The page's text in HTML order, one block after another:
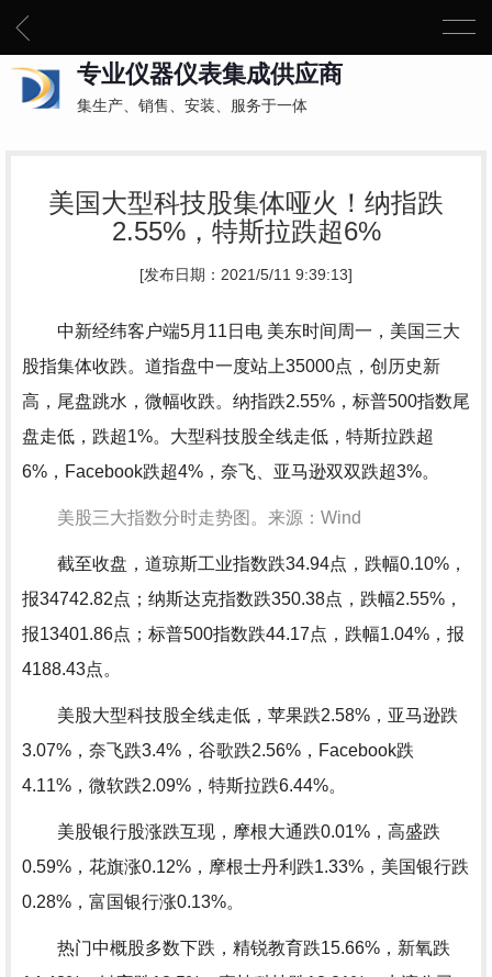
专业仪器仪表集成供应商
集生产、销售、安装、服务于一体
美国大型科技股集体哑火！纳指跌
2.55%，特斯拉跌超6%
[发布日期：2021/5/11 9:39:13]
中新经纬客户端5月11日电 美东时间周一，美国三大
股指集体收跌。道指盘中一度站上35000点，创历史新
高，尾盘跳水，微幅收跌。纳指跌2.55%，标普500指数尾
盘走低，跌超1%。大型科技股全线走低，特斯拉跌超
6%，Facebook跌超4%，奈飞、亚马逊双双跌超3%。
美股三大指数分时走势图。来源：Wind
截至收盘，道琼斯工业指数跌34.94点，跌幅0.10%，
报34742.82点；纳斯达克指数跌350.38点，跌幅2.55%，
报13401.86点；标普500指数跌44.17点，跌幅1.04%，报
4188.43点。
美股大型科技股全线走低，苹果跌2.58%，亚马逊跌
3.07%，奈飞跌3.4%，谷歌跌2.56%，Facebook跌
4.11%，微软跌2.09%，特斯拉跌6.44%。
美股银行股涨跌互现，摩根大通跌0.01%，高盛跌
0.59%，花旗涨0.12%，摩根士丹利跌1.33%，美国银行跌
0.28%，富国银行涨0.13%。
热门中概股多数下跌，精锐教育跌15.66%，新氧跌